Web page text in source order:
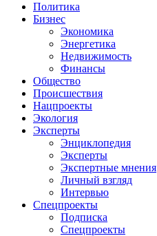
Политика
Бизнес
Экономика
Энергетика
Недвижимость
Финансы
Общество
Происшествия
Нацпроекты
Экология
Эксперты
Энциклопедия
Эксперты
Экспертные мнения
Личный взгляд
Интервью
Спецпроекты
Подписка
Спецпроекты